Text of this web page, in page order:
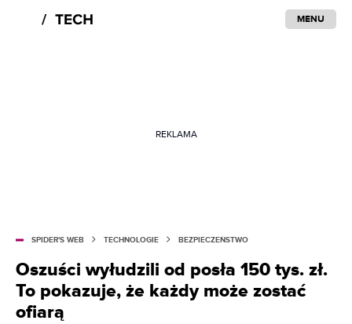
MENU
REKLAMA
SPIDER'S WEB TECHNOLOGIE BEZPIECZEŃSTWO
Oszuści wyłudzili od posła 150 tys. zł.
To pokazuje, że każdy może zostać
ofiarą